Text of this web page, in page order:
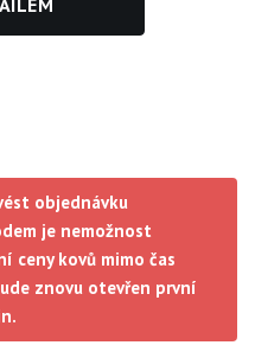
objednávku
je nemožnost
ceny kovů mimo čas
znovu otevřen první